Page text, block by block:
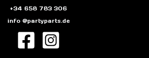
+34 658 783 306
info @partyparts.de